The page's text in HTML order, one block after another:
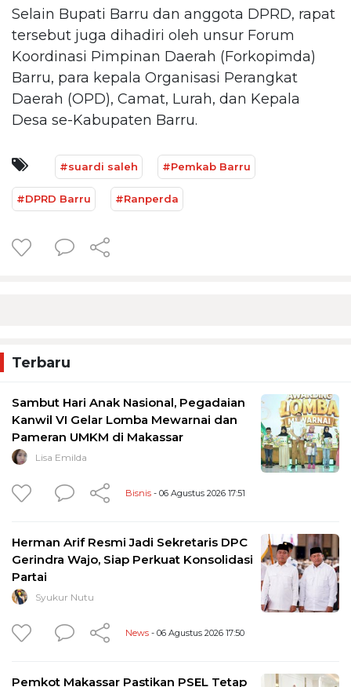
Selain Bupati Barru dan anggota DPRD, rapat
tersebut juga dihadiri oleh unsur Forum
Koordinasi Pimpinan Daerah (Forkopimda)
Barru, para kepala Organisasi Perangkat
Daerah (OPD), Camat, Lurah, dan Kepala
Desa se-Kabupaten Barru.
#suardi saleh #Pemkab Barru
#DPRD Barru #Ranperda
Terbaru
Sambut Hari Anak Nasional, Pegadaian
Kanwil VI Gelar Lomba Mewarnai dan
Pameran UMKM di Makassar
Lisa Emilda
Bisnis - 06 Agustus 2026 17:51
Herman Arif Resmi Jadi Sekretaris DPC
Gerindra Wajo, Siap Perkuat Konsolidasi
Partai
Syukur Nutu
News - 06 Agustus 2026 17:50
Pemkot Makassar Pastikan PSEL Tetap